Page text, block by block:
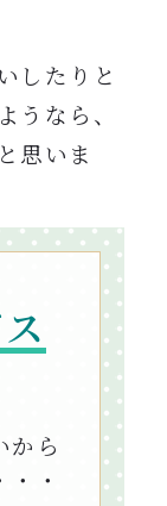
したりと
うなら、
思いま
から
・